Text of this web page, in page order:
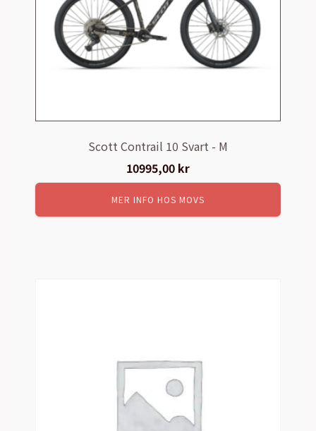
Scott Contrail 10 Svart - M
10995,00 kr
MER INFO HOS MOVS